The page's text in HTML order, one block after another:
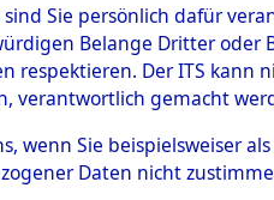
sind Sie persönlich dafür
Belange Dritter
respektieren. Der ITS
verantwortlich gemacht
wenn Sie beispielsweiser
Daten nicht